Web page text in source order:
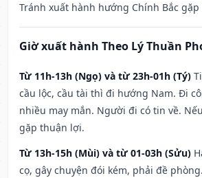
Tránh xuất hành hướng Chính Bắc gặp
Giờ xuất hành Theo Lý Thuần
Từ 11h-13h (Ngọ) và từ 23h-01h (Tý)
cầu lộc, cầu tài thì đi hướng Nam. Đi
nhiều may mắn. Người đi có tin về.
gặp thuận lợi.
Từ 13h-15h (Mùi) và từ 01-03h (Sửu)
cọ, gây chuyện đói kém, phải đề